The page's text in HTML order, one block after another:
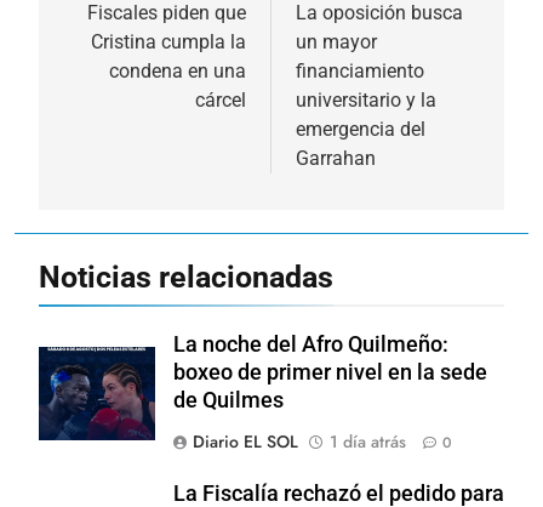
de
entradas
Fiscales piden que
Cristina cumpla la
condena en una
cárcel
La oposición busca
un mayor
financiamiento
universitario y la
emergencia del
Garrahan
Noticias relacionadas
La noche del Afro Quilmeño:
boxeo de primer nivel en la sede
de Quilmes
Diario EL SOL
1 día atrás 0
La Fiscalía rechazó el pedido para